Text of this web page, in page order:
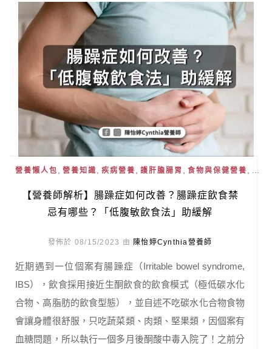
營養懶人包 營養知識 疾病營養 護肝膽腸胃 食物與保健營養
【營養師解析】腸躁症如何改善？腸躁症飲食禁
忌有哪些？「低腹敏飲食法」助緩解
發佈於 08/15/2023 由 陳怡婷Cynthia營養師
近期遇到一位個案有腸躁症（Irritable bowel syndrome,
IBS），飲食採用接近生酮飲食的飲食模式（極低碳水化
合物、高脂肪的飲食型態），並自述不吃碳水化合物食物
會讓身體很舒服，只吃蔬菜類、肉類、堅果類，因個案有
血糖問題，所以執行一個多月後酮酸中毒入院了！之前分